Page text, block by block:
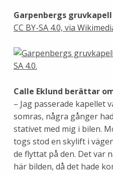
Garpenbergs gruvkapell
CC BY-SA 4.0, via
Calle Eklund berättar
– Jag passerade kapellet
somras, några gånger
stativet med mig i bilen.
togs stod en skylift i
de flyttat på den. Det var
här bilden, då det hade